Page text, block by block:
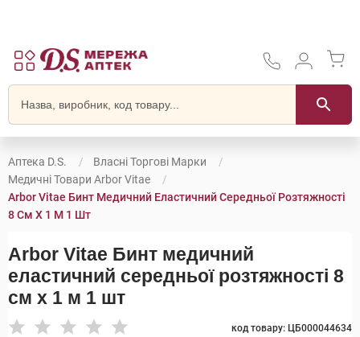
Аптека D.S.
Власні Торгові Марки
Медичні Товари Arbor Vitae
Arbor Vitae Бинт Медичний Еластичний Середньої Розтяжності
8 См Х 1 М 1 Шт
Arbor Vitae Бинт медичний
еластичний середньої розтяжності 8
см х 1 м 1 шт
код товару: ЦБ000044634